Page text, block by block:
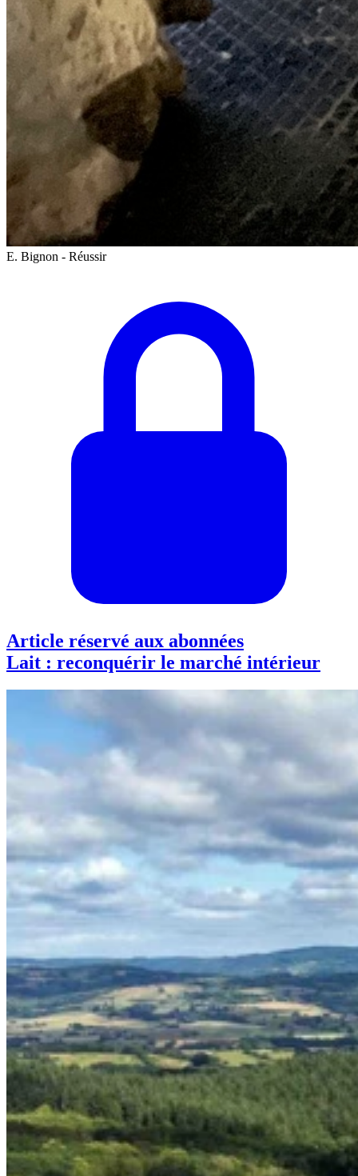
E. Bignon - Réussir
Article réservé aux abonnées
Lait : reconquérir le marché intérieur